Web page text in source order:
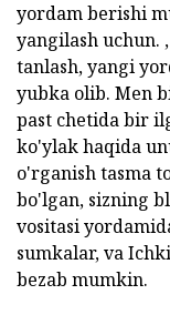
yordam berishi
yangilash uchun.
tanlash, yangi
yubka olib. Men
past chetida bir
ko'ylak haqida
o'rganish tasma
bo'lgan, sizning
vositasi
sumkalar, va
bezab mumkin.